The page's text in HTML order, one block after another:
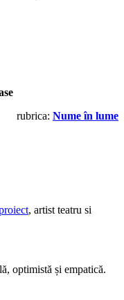
rubrica: Nume în lume
, artist teatru si
optimistă și empatică.